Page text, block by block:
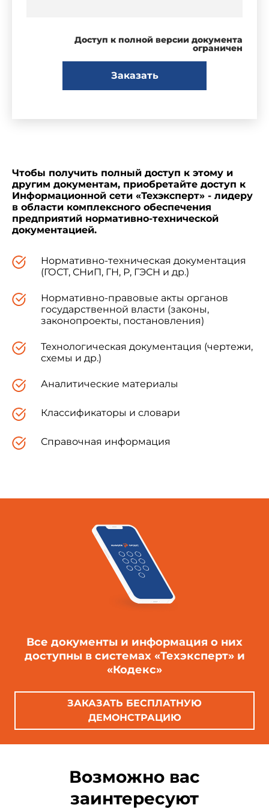
Доступ к полной версии документа
ограничен
Заказать
Чтобы получить полный доступ к этому и
другим документам, приобретайте доступ к
Информационной сети «Техэксперт» - лидеру
в области комплексного обеспечения
предприятий нормативно-технической
документацией.
Нормативно-техническая документация
(ГОСТ, СНиП, ГН, Р, ГЭСН и др.)
Нормативно-правовые акты органов
государственной власти (законы,
законопроекты, постановления)
Технологическая документация (чертежи,
схемы и др.)
Аналитические материалы
Классификаторы и словари
Справочная информация
Все документы и информация о них
доступны в системах «Техэксперт» и
«Кодекс»
ЗАКАЗАТЬ БЕСПЛАТНУЮ
ДЕМОНСТРАЦИЮ
Возможно вас
заинтересуют